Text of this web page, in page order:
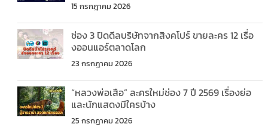
15 กรกฎาคม 2026
ช่อง 3 ปิดดีลบริษัทจากสิงคโปร์ ขายละคร 12 เรื่อ
งออนแอร์ตลาดโลก
23 กรกฎาคม 2026
“หลวงพ่อเสือ” ละครใหม่ช่อง 7 ปี 2569 เรื่องย่อ
และนักแสดงมีใครบ้าง
25 กรกฎาคม 2026